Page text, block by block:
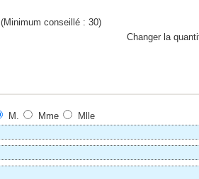
(Minimum conseillé : 30)
Changer la
M. Mme
Mlle